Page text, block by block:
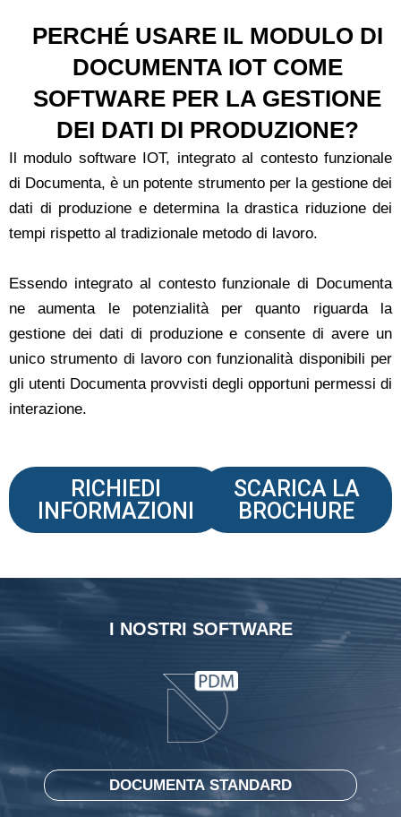
PERCHÉ USARE IL MODULO DI
DOCUMENTA IOT COME
SOFTWARE PER LA GESTIONE
DEI DATI DI PRODUZIONE?
Il modulo software IOT, integrato al contesto funzionale
di Documenta, è un potente strumento per la gestione dei
dati di produzione e determina la drastica riduzione dei
tempi rispetto al tradizionale metodo di lavoro.
Essendo integrato al contesto funzionale di Documenta
ne aumenta le potenzialità per quanto riguarda la
gestione dei dati di produzione e consente di avere un
unico strumento di lavoro con funzionalità disponibili per
gli utenti Documenta provvisti degli opportuni permessi di
interazione.
RICHIEDI
INFORMAZIONI
SCARICA LA
BROCHURE
I NOSTRI SOFTWARE
DOCUMENTA STANDARD